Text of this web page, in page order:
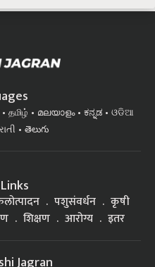
தமிழ்
తెలుగు
शिक्षण आरोग्य इतर